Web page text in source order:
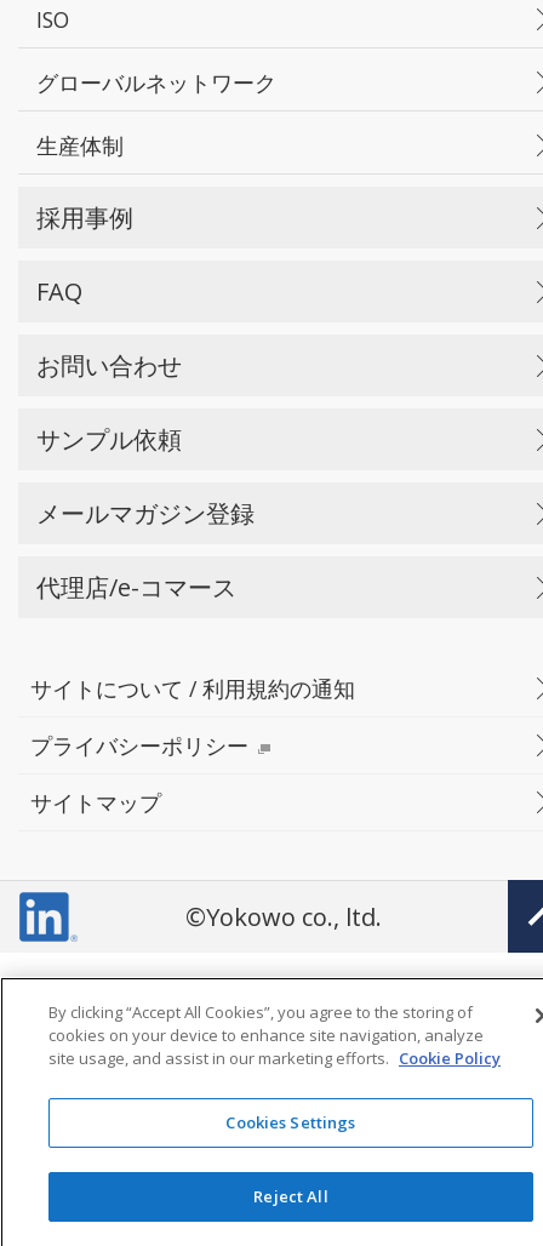
ISO
グローバルネットワーク
生産体制
採用事例
FAQ
お問い合わせ
サンプル依頼
メールマガジン登録
代理店/e-コマース
サイトについて / 利用規約の通知
プライバシーポリシー
サイトマップ
©Yokowo co., ltd.
By clicking “Accept All Cookies”, you agree to the storing of
cookies on your device to enhance site navigation, analyze
site usage, and assist in our marketing efforts. Cookie Policy
Cookies Settings
Reject All